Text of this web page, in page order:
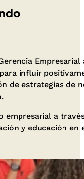
influir
de estrategias de
empresarial a
y educación en